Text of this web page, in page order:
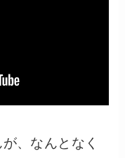
、なんとなく